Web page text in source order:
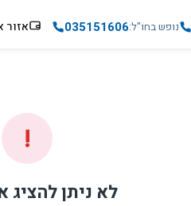
נופש בחו"ל035151606 אזור
!
לא ניתן להציג